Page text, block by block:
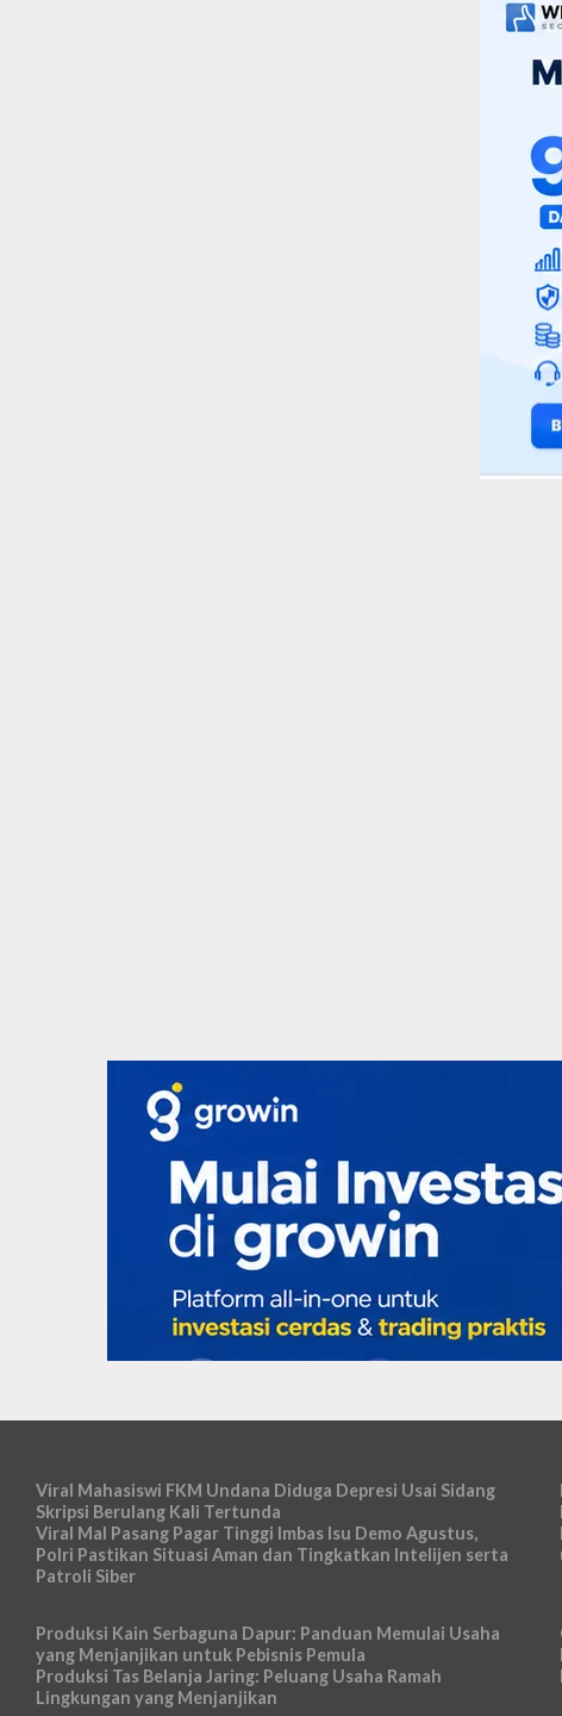
Viral Mahasiswi FKM Undana Diduga Depresi Usai Sidang
Skripsi Berulang Kali Tertunda
Viral Mal Pasang Pagar Tinggi Imbas Isu Demo Agustus,
Polri Pastikan Situasi Aman dan Tingkatkan Intelijen serta
Patroli Siber
Produksi Kain Serbaguna Dapur: Panduan Memulai Usaha
yang Menjanjikan untuk Pebisnis Pemula
Produksi Tas Belanja Jaring: Peluang Usaha Ramah
Lingkungan yang Menjanjikan